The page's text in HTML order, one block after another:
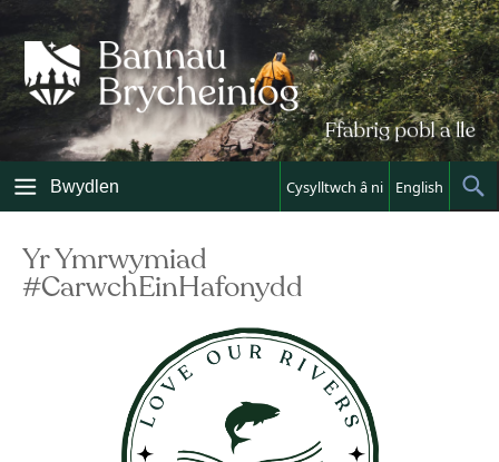
Skip
content
Bwydlen Cysylltwch â ni English
Yr Ymrwymiad
#CarwchEinHafonydd